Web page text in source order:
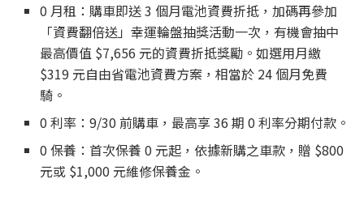
0 月租：購車即送 3 個月電池資費折抵，加碼再參加
「資費翻倍送」幸運輪盤抽獎活動一次，有機會抽中
最高價值 $7,656 元的資費折抵獎勵。如選用月繳
$319 元自由省電池資費方案，相當於 24 個月免費
騎。
0 利率：9/30 前購車，最高享 36 期 0 利率分期付款。
0 保養：首次保養 0 元起，依據新購之車款，贈 $800
元或 $1,000 元維修保養金。